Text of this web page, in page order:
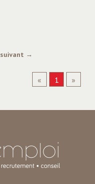
suivant →
« 1 »